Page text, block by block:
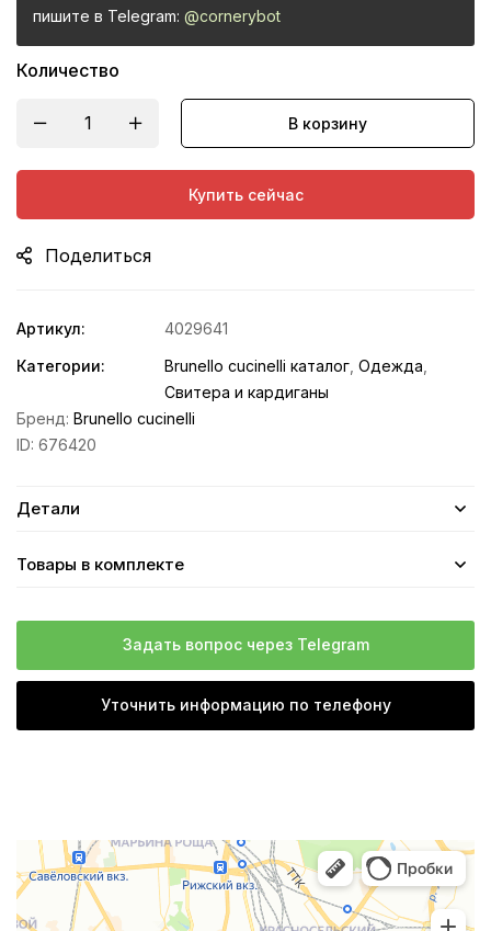
пишите в Telegram: @cornerybot
Количество
В корзину
Купить сейчас
Поделиться
Артикул:
4029641
Категории:
Brunello cucinelli каталог Одежда
Свитера и кардиганы
Бренд: Brunello cucinelli
ID: 676420
Детали
Товары в комплекте
Задать вопрос через Telegram
Уточнить информацию по телефону